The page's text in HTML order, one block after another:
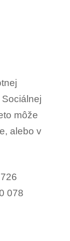
môže
alebo v
078